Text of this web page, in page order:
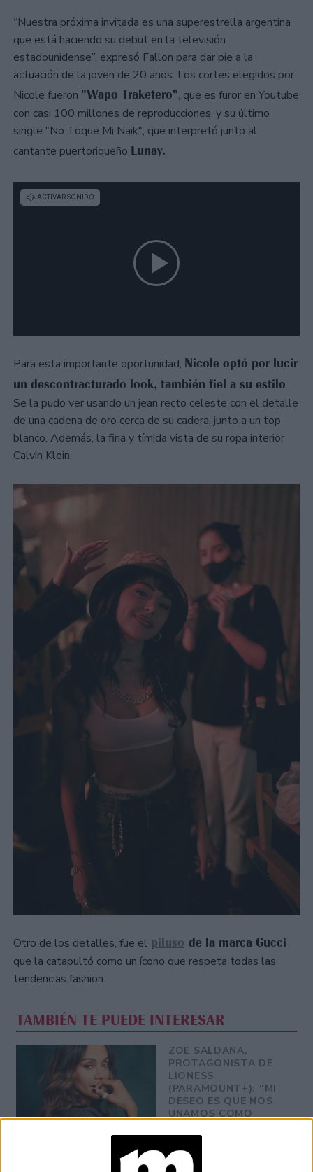
“Nuestra próxima invitada es una superestrella argentina
que está haciendo su debut en la televisión
estadounidense”, expresó Fallon para dar pie a la
actuación de la joven de 20 años. Los cortes elegidos por
Nicole fueron "Wapo Traketero", que es furor en Youtube
con casi 100 millones de reproducciones, y su último
single "No Toque Mi Naik", que interpretó junto al
cantante puertoriqueño Lunay.
Para esta importante oportunidad, Nicole optó por lucir
un descontracturado look, también fiel a su estilo.
Se la pudo ver usando un jean recto celeste con el detalle
de una cadena de oro cerca de su cadera, junto a un top
blanco. Además, la fina y tímida vista de su ropa interior
Calvin Klein.
Otro de los detalles, fue el piluso de la marca Gucci
que la catapultó como un ícono que respeta todas las
tendencias fashion.
TAMBIÉN TE PUEDE INTERESAR
ZOE SALDANA,
PROTAGONISTA DE
LIONESS
(PARAMOUNT+): “MI
DESEO ES QUE NOS
UNAMOS COMO
LATINAS”